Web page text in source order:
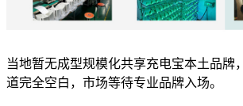
当地暂无成型规模化共享充电宝本土品
道完全空白，市场等待专业品牌入场。